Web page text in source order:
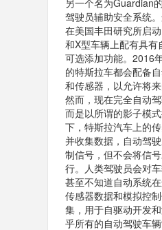
另一个名为Guardian
驾驶员辅助安全系统
在美国丰田研究所启
和X型车辆上配有具有
可选添加功能。2016
的特斯拉车都会配备
和传感器，以允许将来
然而，现在完全自动
而是以所谓的影子模
下，特斯拉汽车上的
并收集数据，自动驾
制信号，但不会将信
行。人类驾驶员会对
甚至不知道自动系统在
传感器数据和模拟控
集，用于自驱动开发
乎所有的自动驾驶车